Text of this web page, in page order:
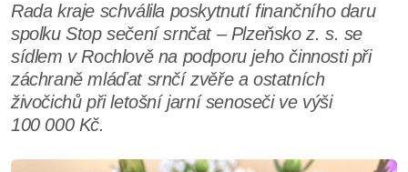
Rada kraje schválila poskytnutí finančního daru
spolku Stop sečení srnčat – Plzeňsko z. s. se
sídlem v Rochlově na podporu jeho činnosti při
záchraně mláďat srnčí zvěře a ostatních
živočichů při letošní jarní senoseči ve výši
100 000 Kč.